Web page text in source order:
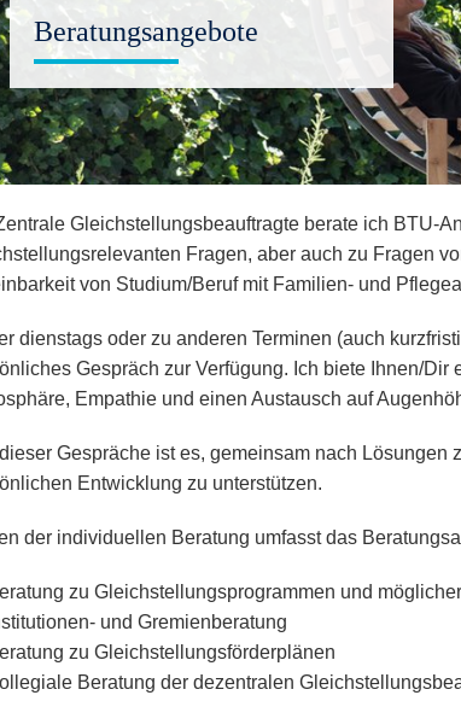
Beratungsangebote
Gleichstellungsbeauftragte berate ich BTU-
Fragen, aber auch zu Fragen
von Studium/Beruf mit Familien- und
dienstags oder zu anderen Terminen (auch
Gespräch zur Verfügung. Ich biete Ihnen/
Empathie und einen Austausch auf
Gespräche ist es, gemeinsam nach Lösungen
Entwicklung zu unterstützen.
der individuellen Beratung umfasst das
zu Gleichstellungsprogrammen und
und Gremienberatung
zu Gleichstellungsförderplänen
Beratung der dezentralen